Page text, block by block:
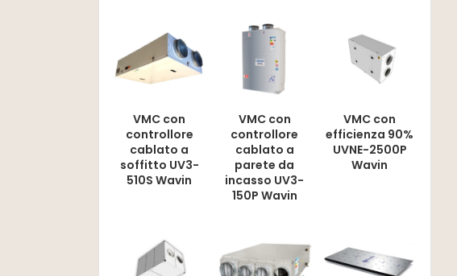
VMC con
controllore
cablato a
soffitto UV3-
510S Wavin
VMC con
controllore
cablato a
parete da
incasso UV3-
150P Wavin
VMC con
efficienza 90%
UVNE-2500P
Wavin